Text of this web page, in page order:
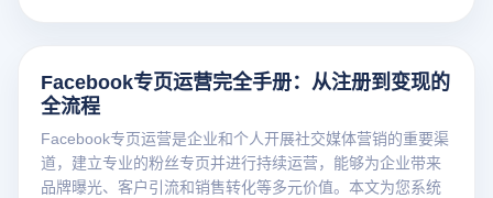
Facebook专页运营完全手册：从注册到变现的
全流程
Facebook专页运营是企业和个人开展社交媒体营销的重要渠
道，建立专业的粉丝专页并进行持续运营，能够为企业带来
品牌曝光、客户引流和销售转化等多元价值。本文为您系统